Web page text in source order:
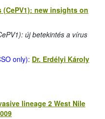
new insights on
új betekintés a vírus
only): Dr. Erdélyi Károly
lineage 2 West Nile